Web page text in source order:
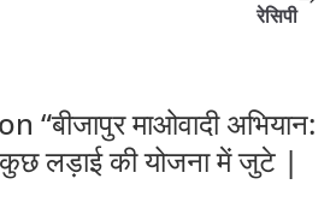
रेसिपी
“बीजापुर माओवादी अभियान:
लड़ाई की योजना में जुटे |